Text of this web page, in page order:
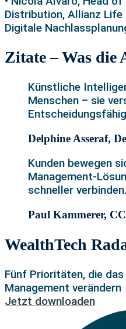
Distribution, Allianz
Digitale
Zitate – Was die
Künstliche
Menschen – sie
Delphine Asseraf,
Kunden bewegen
Management-
schneller verbinden.
Paul Kammerer,
WealthTech
Fünf Prioritäten, die
Management verändern
Jetzt downloaden